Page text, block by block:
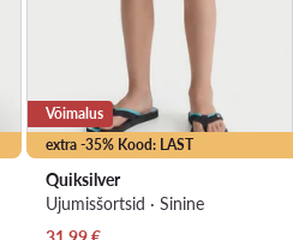
extra -35% Kood: LAST
Võimalus
Quiksilver
Ujumisšortsid · Sinine
Praegune hind